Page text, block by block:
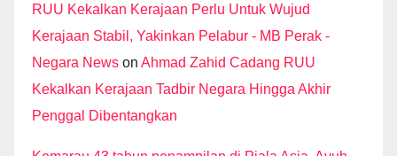
RUU Kekalkan Kerajaan Perlu Untuk Wujud
Kerajaan Stabil, Yakinkan Pelabur - MB Perak -
Negara News on Ahmad Zahid Cadang RUU
Kekalkan Kerajaan Tadbir Negara Hingga Akhir
Penggal Dibentangkan